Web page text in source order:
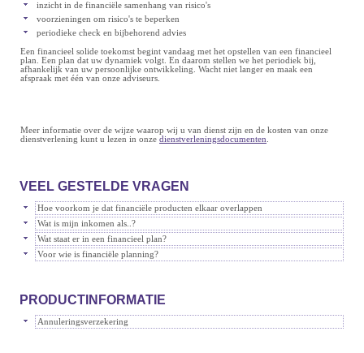
inzicht in de financiële samenhang van risico's
voorzieningen om risico's te beperken
periodieke check en bijbehorend advies
Een financieel solide toekomst begint vandaag met het opstellen van een financieel
plan. Een plan dat uw dynamiek volgt. En daarom stellen we het periodiek bij,
afhankelijk van uw persoonlijke ontwikkeling. Wacht niet langer en maak een
afspraak met één van onze adviseurs.
Meer informatie over de wijze waarop wij u van dienst zijn en de kosten van onze
dienstverlening kunt u lezen in onze dienstverleningsdocumenten
VEEL GESTELDE VRAGEN
Hoe voorkom je dat financiële producten elkaar overlappen
Wat is mijn inkomen als..?
Wat staat er in een financieel plan?
Voor wie is financiële planning?
PRODUCTINFORMATIE
Annuleringsverzekering